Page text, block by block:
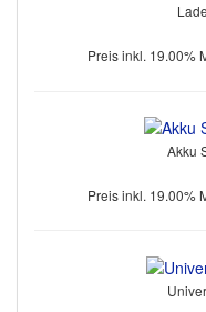
Preis inkl. 19.00%
Akku
Preis inkl. 19.00%